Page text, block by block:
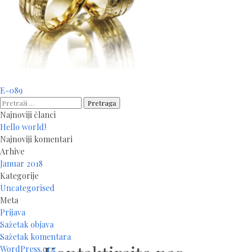
Navigacija
članaka
E-089
Pretraga:
Najnoviji članci
Hello world!
Najnoviji komentari
Arhive
Januar 2018
Kategorije
Uncategorised
Meta
Prijava
Sažetak objava
Sažetak komentara
WordPress.org